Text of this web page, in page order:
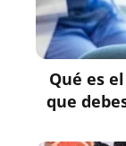
Qué es
que